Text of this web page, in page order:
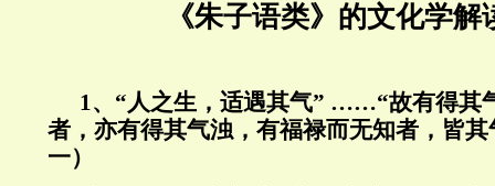
《朱子语类》的文化学解
1、“人之生，适遇其气” ……“故有得其
者，亦有得其气浊，有福禄而无知者，皆
一）